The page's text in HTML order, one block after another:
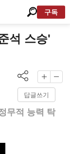
구독
석 스승'
답글쓰기
무적 능력 탁